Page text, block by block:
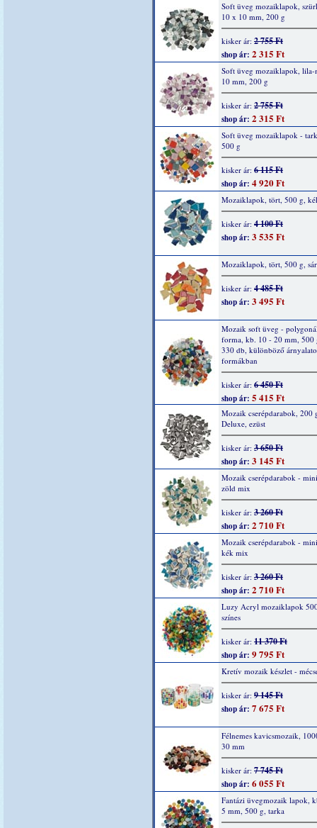
Soft üveg mozaiklapok,
10 x 10 mm, 200 g
kisker ár: 2 755 Ft
shop ár: 2 315 Ft
Soft üveg mozaiklapok,
10 mm, 200 g
kisker ár: 2 755 Ft
shop ár: 2 315 Ft
Soft üveg mozaiklapok -
500 g
kisker ár: 6 115 Ft
shop ár: 4 920 Ft
Mozaiklapok, tört, 500 g,
kisker ár: 4 100 Ft
shop ár: 3 535 Ft
Mozaiklapok, tört, 500 g,
kisker ár: 4 485 Ft
shop ár: 3 495 Ft
Mozaik soft üveg -
forma, kb. 10 - 20 mm, 500
330 db, különböző
formákban
kisker ár: 6 450 Ft
shop ár: 5 415 Ft
Mozaik cserépdarabok, 200
Deluxe, ezüst
kisker ár: 3 650 Ft
shop ár: 3 145 Ft
Mozaik cserépdarabok -
zöld mix
kisker ár: 3 260 Ft
shop ár: 2 710 Ft
Mozaik cserépdarabok -
kék mix
kisker ár: 3 260 Ft
shop ár: 2 710 Ft
Luzy Acryl mozaiklapok
színes
kisker ár: 11 370 Ft
shop ár: 9 795 Ft
Kretív mozaik készlet -
kisker ár: 9 145 Ft
shop ár: 7 675 Ft
Félnemes kavicsmozaik,
30 mm
kisker ár: 7 745 Ft
shop ár: 6 055 Ft
Fantázi üvegmozaik lapok,
5 mm, 500 g, tarka